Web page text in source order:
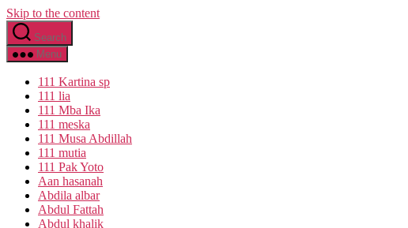
Skip to the content
Search
Menu
111 Kartina sp
111 lia
111 Mba Ika
111 meska
111 Musa Abdillah
111 mutia
111 Pak Yoto
Aan hasanah
Abdila albar
Abdul Fattah
Abdul khalik